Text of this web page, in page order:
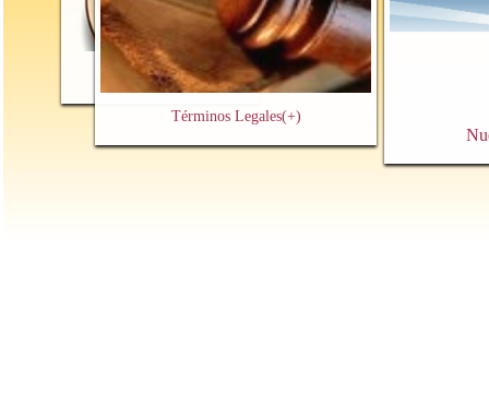
Contacto y Cita Previa(+)
Términos Legales(+)